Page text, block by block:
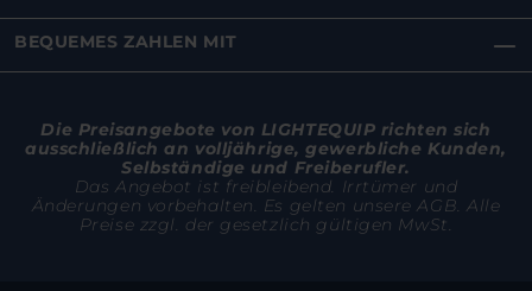
BEQUEMES ZAHLEN MIT
Die Preisangebote von LIGHTEQUIP richten sich
ausschließlich an volljährige, gewerbliche Kunden,
Selbständige und Freiberufler.
Das Angebot ist freibleibend. Irrtümer und
Änderungen vorbehalten. Es gelten unsere AGB. Alle
Preise zzgl. der gesetzlich gültigen MwSt.